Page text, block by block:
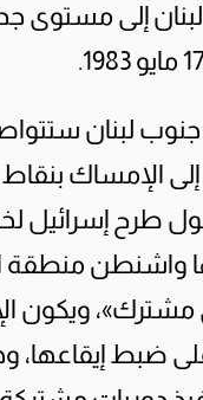
إلى مستوى
جنوب لبنان
الإمساك
واشنطن منطقة
مشترك»، ويكون